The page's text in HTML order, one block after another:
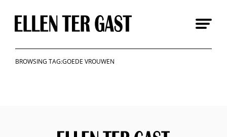
content
BROWSING TAG:GOEDE VROUWEN